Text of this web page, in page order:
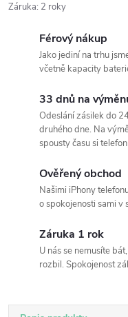
Záruka: 2 roky
Férový nákup
Jako jediní na trhu
včetně kapacity
33 dnů na
Odeslání zásilek do
druhého dne. Na
spousty času si
Ověřený obchod
Našimi iPhony
o spokojenosti sami v
Záruka 1 rok
U nás se nemusíte
rozbil. Spokojenost